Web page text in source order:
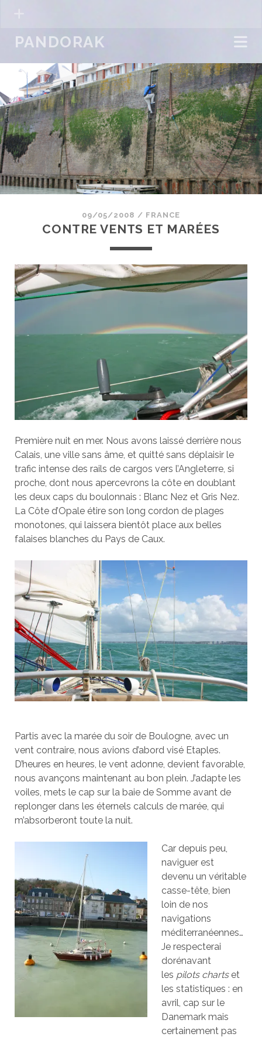
PANDORAK
09/05/2008 / FRANCE
CONTRE VENTS ET MARÉES
Première nuit en mer. Nous avons laissé derrière nous
Calais, une ville sans âme, et quitté sans déplaisir le
trafic intense des rails de cargos vers l’Angleterre, si
proche, dont nous apercevrons la côte en doublant
les deux caps du boulonnais : Blanc Nez et Gris Nez.
La Côte d’Opale étire son long cordon de plages
monotones, qui laissera bientôt place aux belles
falaises blanches du Pays de Caux.
Partis avec la marée du soir de Boulogne, avec un
vent contraire, nous avions d’abord visé Etaples.
D’heures en heures, le vent adonne, devient favorable,
nous avançons maintenant au bon plein. J’adapte les
voiles, mets le cap sur la baie de Somme avant de
replonger dans les éternels calculs de marée, qui
m’absorberont toute la nuit.
Car depuis peu,
naviguer est
devenu un véritable
casse-tête, bien
loin de nos
navigations
méditerranéennes…
Je respecterai
dorénavant
les pilots charts et
les statistiques : en
avril, cap sur le
Danemark mais
certainement pas